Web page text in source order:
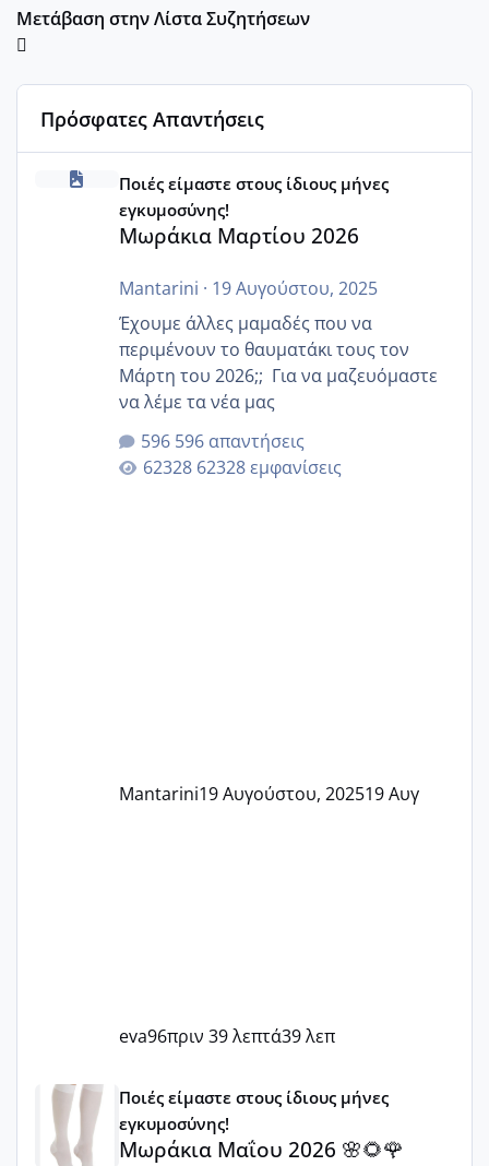
Μετάβαση στην Λίστα Συζητήσεων
Πρόσφατες Απαντήσεις
Μωράκια Μαρτίου 2026
Ποιές είμαστε στους ίδιους μήνες
εγκυμοσύνης!
Μωράκια Μαρτίου 2026
Mantarini · 19 Αυγούστου, 2025
Έχουμε άλλες μαμαδές που να
περιμένουν το θαυματάκι τους τον
Μάρτη του 2026;; Για να μαζευόμαστε
να λέμε τα νέα μας
596 απαντήσεις
62328 εμφανίσεις
Mantarini19 Αυγούστου, 202519 Αυγ
eva96πριν 39 λεπτά39 λεπ
Μωράκια Μαΐου 2026 🌸🌻🌹
Ποιές είμαστε στους ίδιους μήνες
εγκυμοσύνης!
Μωράκια Μαΐου 2026 🌸🌻🌹